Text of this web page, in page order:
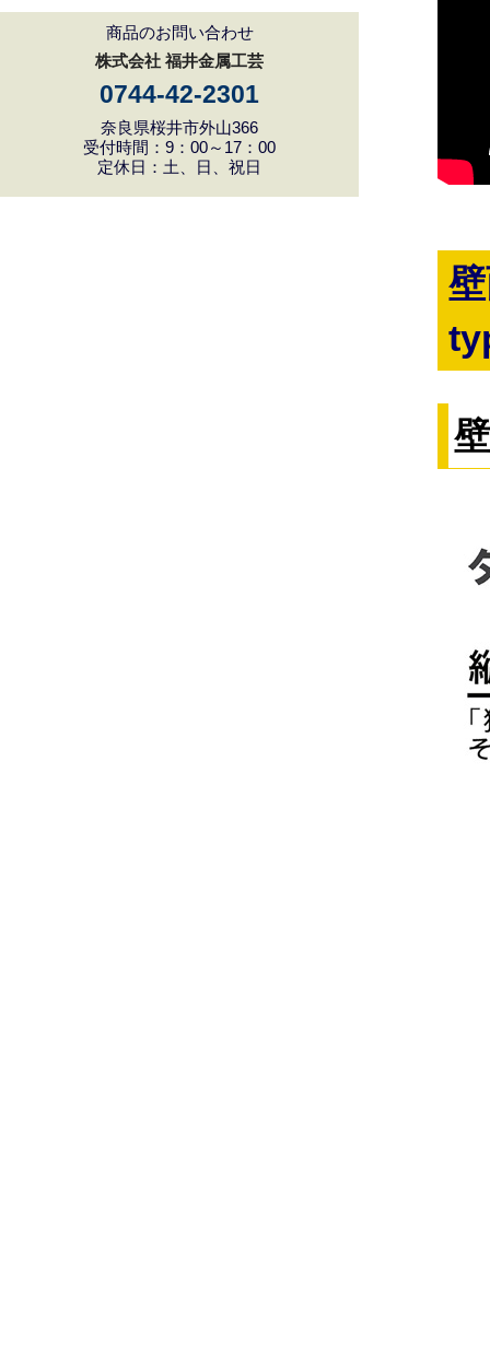
商品のお問い合わせ
株式会社 福井金属工芸
0744-42-2301
奈良県桜井市外山366
受付時間：9：00～17：00
定休日：土、日、祝日